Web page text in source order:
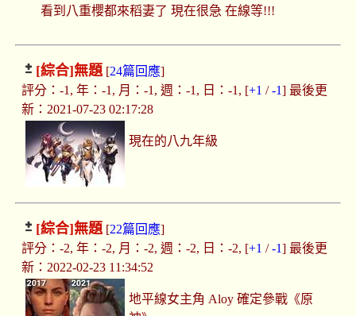
看到八重櫻都來稻妻了 現在很急 在線等!!!
[綜合]無題[24篇回應]
評分：-1, 年：-1, 月：-1, 週：-1, 日：-1, [+1 /-1] 最後更
新：2021-07-23 02:17:28
現在的八九年級
[綜合]無題[22篇回應]
評分：-2, 年：-2, 月：-2, 週：-2, 日：-2, [+1 /-1] 最後更
新：2022-02-23 11:34:52
地平線女主角 Aloy 確定參戰《原